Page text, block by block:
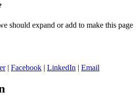
should expand or add to make this page
| Facebook | LinkedIn | Email